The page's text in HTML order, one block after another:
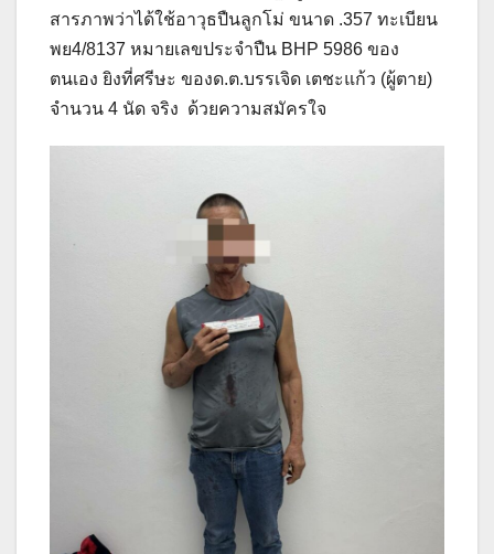
สารภาพว่าได้ใช้อาวุธปืนลูกโม่ ขนาด .357 ทะเบียน
พย4/8137 หมายเลขประจำปืน BHP 5986 ของ
ตนเอง ยิงที่ศรีษะ ของด.ต.บรรเจิด เตชะแก้ว (ผู้ตาย)
จำนวน 4 นัด จริง ด้วยความสมัครใจ